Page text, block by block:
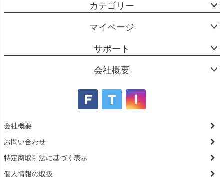
カテゴリー
マイページ
サポート
会社概要
会社概要
お問い合わせ
特定商取引法に基づく表示
個人情報の取扱